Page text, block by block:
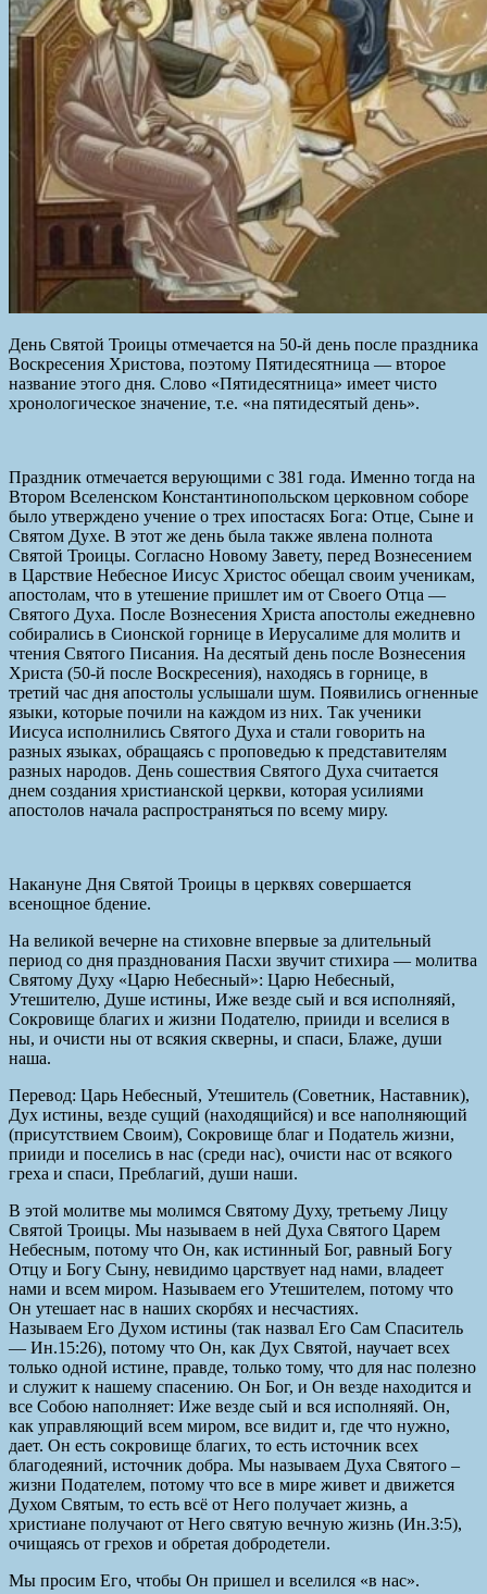
День Святой Троицы отмечается на 50-й день после праздника
Воскресения Христова, поэтому Пятидесятница — второе
название этого дня. Слово «Пятидесятница» имеет чисто
хронологическое значение, т.е. «на пятидесятый день».
Праздник отмечается верующими с 381 года. Именно тогда на
Втором Вселенском Константинопольском церковном соборе
было утверждено учение о трех ипостасях Бога: Отце, Сыне и
Святом Духе. В этот же день была также явлена полнота
Святой Троицы. Согласно Новому Завету, перед Вознесением
в Царствие Небесное Иисус Христос обещал своим ученикам,
апостолам, что в утешение пришлет им от Своего Отца —
Святого Духа. После Вознесения Христа апостолы ежедневно
собирались в Сионской горнице в Иерусалиме для молитв и
чтения Святого Писания. На десятый день после Вознесения
Христа (50-й после Воскресения), находясь в горнице, в
третий час дня апостолы услышали шум. Появились огненные
языки, которые почили на каждом из них. Так ученики
Иисуса исполнились Святого Духа и стали говорить на
разных языках, обращаясь с проповедью к представителям
разных народов. День сошествия Святого Духа считается
днем создания христианской церкви, которая усилиями
апостолов начала распространяться по всему миру.
Накануне Дня Святой Троицы в церквях совершается
всенощное бдение.
На великой вечерне на стиховне впервые за длительный
период со дня празднования Пасхи звучит стихира — молитва
Святому Духу «Царю Небесный»: Царю Небесный,
Утешителю, Душе истины, Иже везде сый и вся исполняяй,
Сокровище благих и жизни Подателю, прииди и вселися в
ны, и очисти ны от всякия скверны, и спаси, Блаже, души
наша.
Перевод: Царь Небесный, Утешитель (Советник, Наставник),
Дух истины, везде сущий (находящийся) и все наполняющий
(присутствием Своим), Сокровище благ и Податель жизни,
прииди и поселись в нас (среди нас), очисти нас от всякого
греха и спаси, Преблагий, души наши.
В этой молитве мы молимся Святому Духу, третьему Лицу
Святой Троицы. Мы называем в ней Духа Святого Царем
Небесным, потому что Он, как истинный Бог, равный Богу
Отцу и Богу Сыну, невидимо царствует над нами, владеет
нами и всем миром. Называем его Утешителем, потому что
Он утешает нас в наших скорбях и несчастиях.
Называем Его Духом истины (так назвал Его Сам Спаситель
— Ин.15:26), потому что Он, как Дух Святой, научает всех
только одной истине, правде, только тому, что для нас полезно
и служит к нашему спасению. Он Бог, и Он везде находится и
все Собою наполняет: Иже везде сый и вся исполняяй. Он,
как управляющий всем миром, все видит и, где что нужно,
дает. Он есть сокровище благих, то есть источник всех
благодеяний, источник добра. Мы называем Духа Святого –
жизни Подателем, потому что все в мире живет и движется
Духом Святым, то есть всё от Него получает жизнь, а
христиане получают от Него святую вечную жизнь (Ин.3:5),
очищаясь от грехов и обретая добродетели.
Мы просим Его, чтобы Он пришел и вселился «в нас».